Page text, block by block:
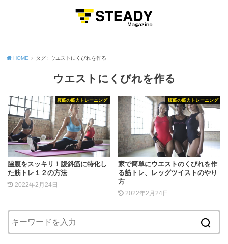
HOME タグ : ウエストにくびれを作る
ウエストにくびれを作る
腹筋の筋力トレーニング
脇腹をスッキリ！腹斜筋に特化し
た筋トレ１２の方法
2022年2月24日
腹筋の筋力トレーニング
家で簡単にウエストのくびれを作
る筋トレ、レッグツイストのやり
方
2022年2月24日